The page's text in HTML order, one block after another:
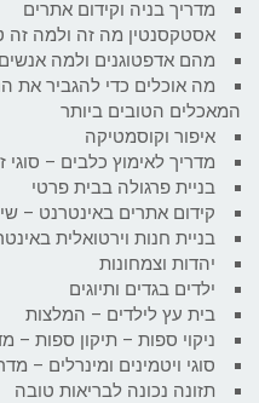
מדריך בניה וקידום אתרים
אסטקסנטין מה זה ולמה זה
מהם אדפטוגנים ולמה
המאכלים הטובים ביותר
איפור וקוסמטיקה
מדריך לאימוץ כלבים – סוגי
בניית פרגולה בבית פרטי
קידום אתרים באינטרנט –
בניית חנות וירטואלית
יהדות וצמחונות
ילדים בגדים ותיוגים
בית עץ לילדים – המלצות
ניקוי ספות – תיקון ספות –
סוגי ויטמינים ומינרלים –
תזונה נכונה לבריאות טובה